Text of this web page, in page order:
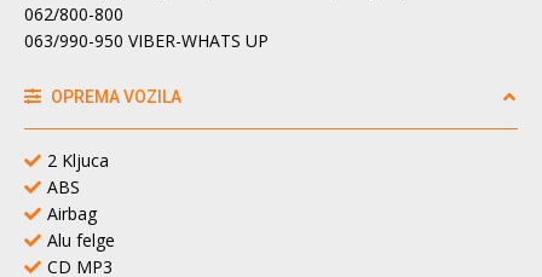
062/800-800
063/990-950 VIBER-WHATS UP
OPREMA VOZILA
2 Kljuca
ABS
Airbag
Alu felge
CD MP3